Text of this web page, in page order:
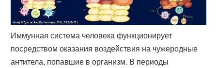
Иммунная система человека функционирует
посредством оказания воздействия на чужеродные
антитела, попавшие в организм. В периоды